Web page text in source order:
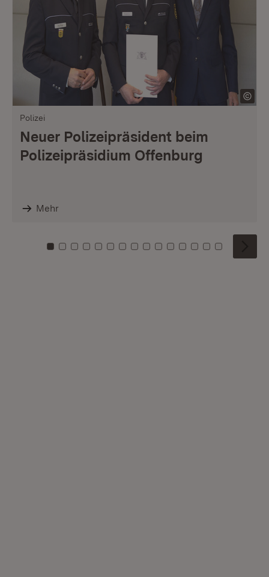
Polizei
Neuer Polizeipräsident beim
Polizeipräsidium Offenburg
Mehr
Zu Kachel: 0
Zu Kachel: 1
Zu Kachel: 2
Zu Kachel: 3
Zu Kachel: 4
Zu Kachel: 5
Zu Kachel: 6
Zu Kachel: 7
Zu Kachel: 8
Zu Kachel: 9
Zu Kachel: 10
Zu Kachel: 11
Zu Kachel: 12
Zu Kachel:
Zu